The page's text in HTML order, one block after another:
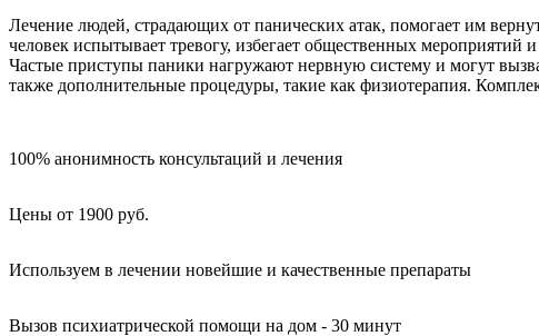
Лечение людей, страдающих от панических атак, помогает им
человек испытывает тревогу, избегает общественных мероприятий
Частые приступы паники нагружают нервную систему и могут
также дополнительные процедуры, такие как физиотерапия.
100% анонимность консультаций и лечения
Цены от 1900 руб.
Используем в лечении новейшие и качественные препараты
Вызов психиатрической помощи на дом - 30 минут